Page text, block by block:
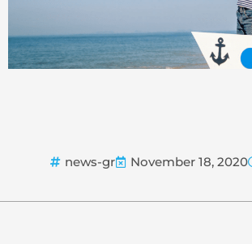
news-gr November 18, 2020